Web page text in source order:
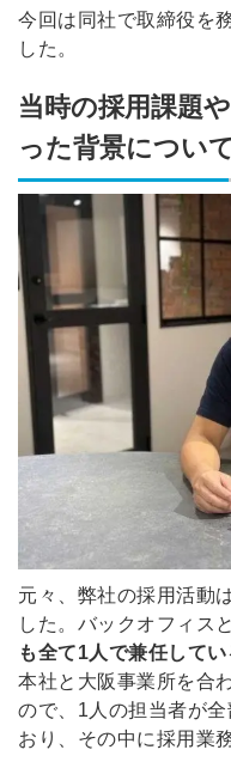
今回は同社で取締役を
した。
当時の採用課題
った背景につい
元々、弊社の採用活動
した。バックオフィス
も全て1人で兼任して
本社と 大阪事業所を合
ので、1人の担当者が
おり、その中に採用業